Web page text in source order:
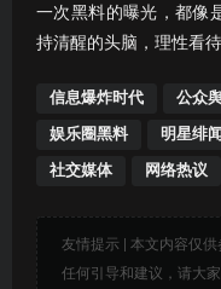
一次黑料的曝光，都像
持清醒的头脑，理性看
信息爆炸时代 公众
娱乐圈黑料 明星绯闻
社交媒体 网络热议
友情提示 | 本文内容仅
任何引导和建议，请大